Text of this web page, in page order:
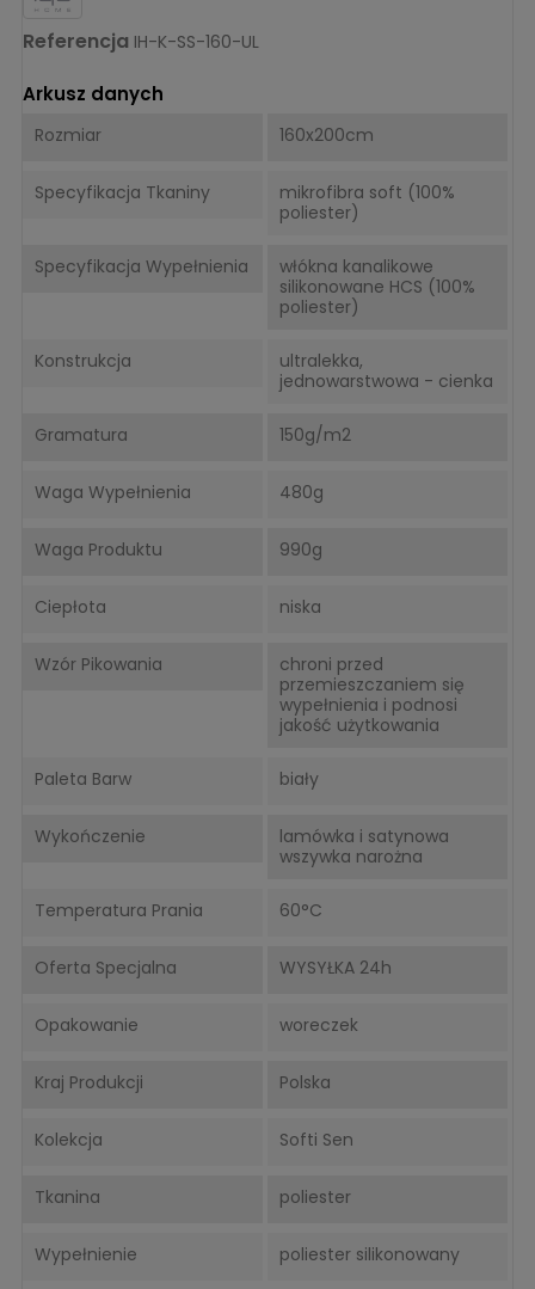
Referencja IH-K-SS-160-UL
Arkusz danych
Rozmiar 160x200cm
Specyfikacja Tkaniny
mikrofibra soft (100%
poliester)
Specyfikacja Wypełnienia
włókna kanalikowe
silikonowane HCS (100%
poliester)
Konstrukcja
ultralekka,
jednowarstwowa - cienka
Gramatura 150g/m2
Waga Wypełnienia 480g
Waga Produktu 990g
Ciepłota niska
Wzór Pikowania
chroni przed
przemieszczaniem się
wypełnienia i podnosi
jakość użytkowania
Paleta Barw biały
Wykończenie
lamówka i satynowa
wszywka narożna
Temperatura Prania 60°C
Oferta Specjalna WYSYŁKA 24h
Opakowanie woreczek
Kraj Produkcji Polska
Kolekcja Softi Sen
Tkanina poliester
Wypełnienie poliester silikonowany